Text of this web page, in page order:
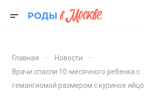
Главная — Новости —
Врачи спасли 10-месячного ребенка с
гемангиомой размером с куриное яйцо